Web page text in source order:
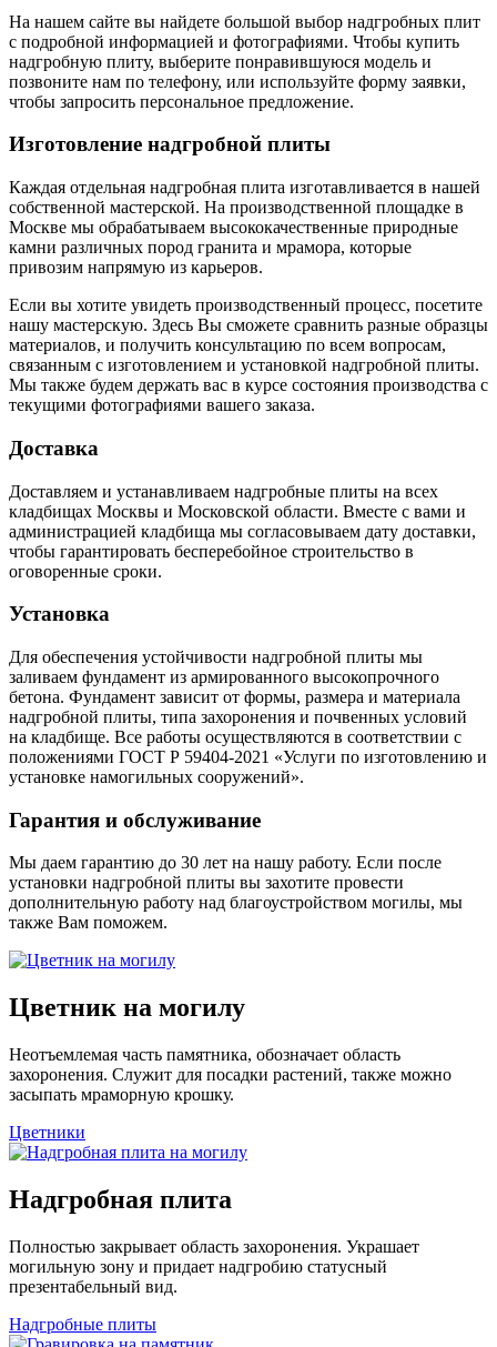
На нашем сайте вы найдете большой выбор надгробных плит
с подробной информацией и фотографиями. Чтобы купить
надгробную плиту, выберите понравившуюся модель и
позвоните нам по телефону, или используйте форму заявки,
чтобы запросить персональное предложение.
Изготовление надгробной плиты
Каждая отдельная надгробная плита изготавливается в нашей
собственной мастерской. На производственной площадке в
Москве мы обрабатываем высококачественные природные
камни различных пород гранита и мрамора, которые
привозим напрямую из карьеров.
Если вы хотите увидеть производственный процесс, посетите
нашу мастерскую. Здесь Вы сможете сравнить разные образцы
материалов, и получить консультацию по всем вопросам,
связанным с изготовлением и установкой надгробной плиты.
Мы также будем держать вас в курсе состояния производства с
текущими фотографиями вашего заказа.
Доставка
Доставляем и устанавливаем надгробные плиты на всех
кладбищах Москвы и Московской области. Вместе с вами и
администрацией кладбища мы согласовываем дату доставки,
чтобы гарантировать бесперебойное строительство в
оговоренные сроки.
Установка
Для обеспечения устойчивости надгробной плиты мы
заливаем фундамент из армированного высокопрочного
бетона. Фундамент зависит от формы, размера и материала
надгробной плиты, типа захоронения и почвенных условий
на кладбище. Все работы осуществляются в соответствии с
положениями ГОСТ Р 59404-2021 «Услуги по изготовлению и
установке намогильных сооружений».
Гарантия и обслуживание
Мы даем гарантию до 30 лет на нашу работу. Если после
установки надгробной плиты вы захотите провести
дополнительную работу над благоустройством могилы, мы
также Вам поможем.
Цветник на могилу
Неотъемлемая часть памятника, обозначает область
захоронения. Служит для посадки растений, также можно
засыпать мраморную крошку.
Цветники
Надгробная плита
Полностью закрывает область захоронения. Украшает
могильную зону и придает надгробию статусный
презентабельный вид.
Надгробные плиты